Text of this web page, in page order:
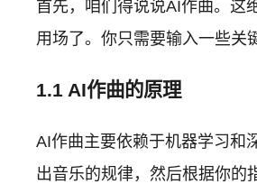
首先，咱们得说说AI作曲。这
用场了。你只需要输入一些关
1.1 AI作曲的原理
AI作曲主要依赖于机器学习和
出音乐的规律，然后根据你的